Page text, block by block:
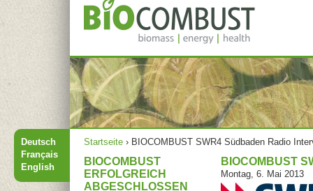
Sie sind hier
Startseite › BIOCOMBUST SWR4 Südbaden Radio
BIOCOMBUST
Montag, 6. Mai 2013
BIOCOMBUST
ERFOLGREICH
ABGESCHLOSSEN
Deutsch
Français
English